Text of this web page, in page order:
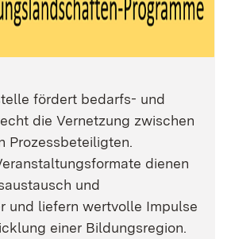
fördert bedarfs- und
die Vernetzung zwischen
Prozessbeteiligten.
dienen
und
und liefern wertvolle Impulse
einer Bildungsregion.